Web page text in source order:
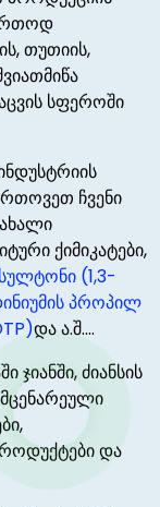
თუთიის,
სფეროში
ჩვენი
ქიმიკატები,
(1,3-
პროპილ
და ა.შ....
ჯიანში, ძიანსის
და